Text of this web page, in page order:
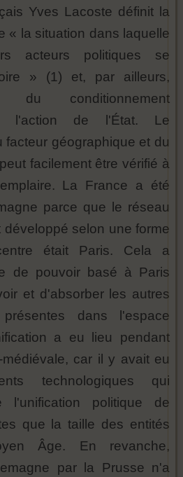
Yves Lacoste définit la
« la situation dans laquelle
acteurs politiques se
» (1) et, par ailleurs,
du conditionnement
l'action de l'État. Le
facteur géographique et du
facilement être vérifié à
La France a été
parce que le réseau
selon une forme
était Paris. Cela a
de pouvoir basé à Paris
et d'absorber les autres
dans l'espace
a eu lieu pendant
car il y avait eu
technologiques qui
l'unification politique de
que la taille des entités
Âge. En revanche,
par la Prusse n'a